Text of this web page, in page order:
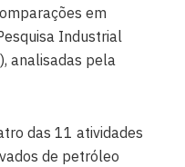
em
Industrial
analisadas pela
das 11 atividades
de petróleo